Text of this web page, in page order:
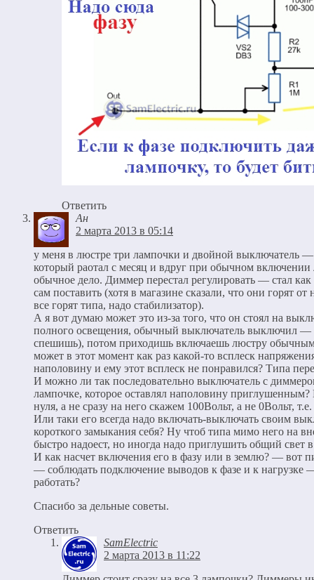
Ответить
Ан
2 марта 2013 в 05:14
у меня в люстре три лампочки и двойной выключатель
который раотал с месяц и вдруг при обычном
обычное дело. Диммер перестал регулировать — стал
сам поставить (хотя в магазине сказали, что они горят
все горят типа, надо стабилизатор).
А я вот думаю может это из-за того, что он стоял на
полного освещения, обычный выключатель выключил —
спешишь), потом приходишь включаешь люстру
может в этот момент как раз какой-то всплеск
наполовину и ему этот всплеск не понравился? Типа
И можно ли так последовательно выключатель с
лампочке, которое оставлял наполовину
нуля, а не сразу на него скажем 100Вольт, а не 0Вольт,
Или таки его всегда надо включать-выключать своим
короткого замыкания себя? Ну чтоб типа мимо него на
быстро надоест, но иногда надо приглушить общий свет
И как насчет включения его в фазу или в землю? — вот
— соблюдать подключение выводов к фазе и к нагрузке
работать?
Спасибо за дельные советы.
Ответить
SamElectric
2 марта 2013 в 11:22